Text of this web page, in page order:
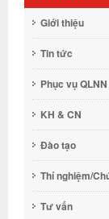
Giới thiệu
Tin tức
Phục vụ QLNN
KH & CN
Đào tạo
Thí nghiệm/
Tư vấn